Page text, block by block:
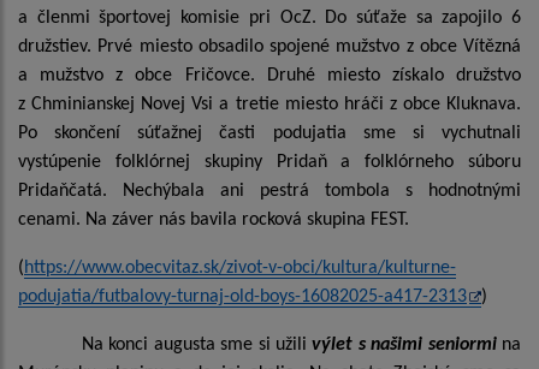
a členmi športovej komisie pri OcZ. Do súťaže sa zapojilo 6
družstiev. Prvé miesto obsadilo spojené mužstvo z obce Vítězná
a mužstvo z obce Fričovce. Druhé miesto získalo družstvo
z Chminianskej Novej Vsi a tretie miesto hráči z obce Kluknava.
Po skončení súťažnej časti podujatia sme si vychutnali
vystúpenie folklórnej skupiny Pridaň a folklórneho súboru
Pridaňčatá. Nechýbala ani pestrá tombola s hodnotnými
cenami. Na záver nás bavila rocková skupina FEST.
(https://www.obecvitaz.sk/zivot-v-obci/kultura/kulturne-
podujatia/futbalovy-turnaj-old-boys-16082025-a417-2313
)
Na konci augusta sme si užilivýlet s našimi seniormina